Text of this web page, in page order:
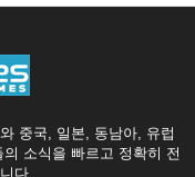
중국, 일본, 동남아, 유럽
소식을 빠르고 정확히 전
다.